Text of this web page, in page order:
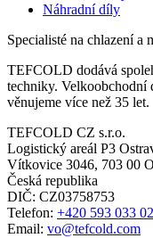
Náhradní díly
Specialisté na chlazení a
TEFCOLD dodává
techniky. Velkoobchodní
věnujeme více než 35 let.
TEFCOLD CZ s.r.o.
Logistický areál P3
Vítkovice 3046, 703 00
Česká republika
DIČ: CZ03758753​​​​​​
Telefon: +420 593 033
Email: vo@tefcold.com